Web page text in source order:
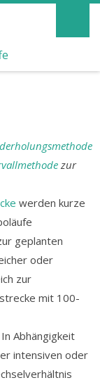
zur
werden kurze
geplanten
oder
zur
mit 100-
Abhängigkeit
intensiven oder